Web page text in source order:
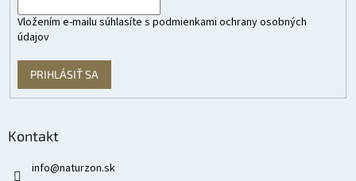
Vložením e-mailu súhlasíte s podmienkami ochrany osobných
údajov
PRIHLÁSIŤ SA
Kontakt
info@naturzon.sk